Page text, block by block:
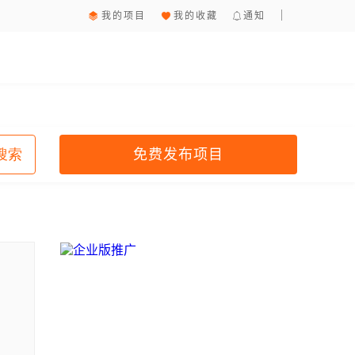
我的项目 我的收藏 通知
索 免费发布项目